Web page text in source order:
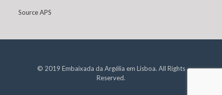
Source APS
© 2019 Embaixada da Argélia em Lisboa. All Rights
Reserved.